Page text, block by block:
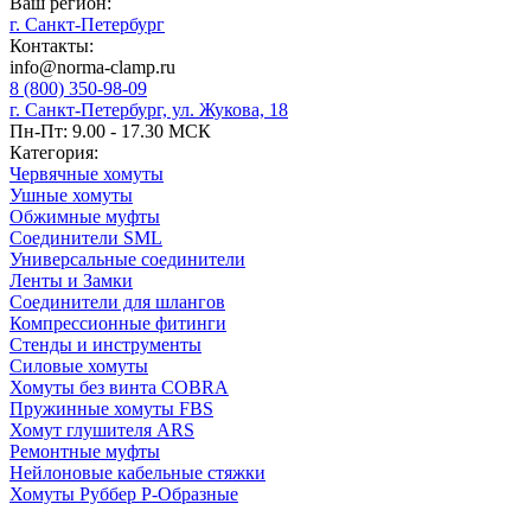
г. Санкт-Петербург
Контакты:
info@norma-clamp.ru
8 (800) 350-98-09
г. Санкт-Петербург, ул. Жукова, 18
Пн-Пт: 9.00 - 17.30 МСК
Категория:
Червячные хомуты
Ушные хомуты
Обжимные муфты
Соединители SML
Универсальные соединители
Ленты и Замки
Соединители для шлангов
Компрессионные фитинги
Стенды и инструменты
Силовые хомуты
Хомуты без винта COBRA
Пружинные хомуты FBS
Хомут глушителя ARS
Ремонтные муфты
Нейлоновые кабельные стяжки
Хомуты Руббер Р-Образные